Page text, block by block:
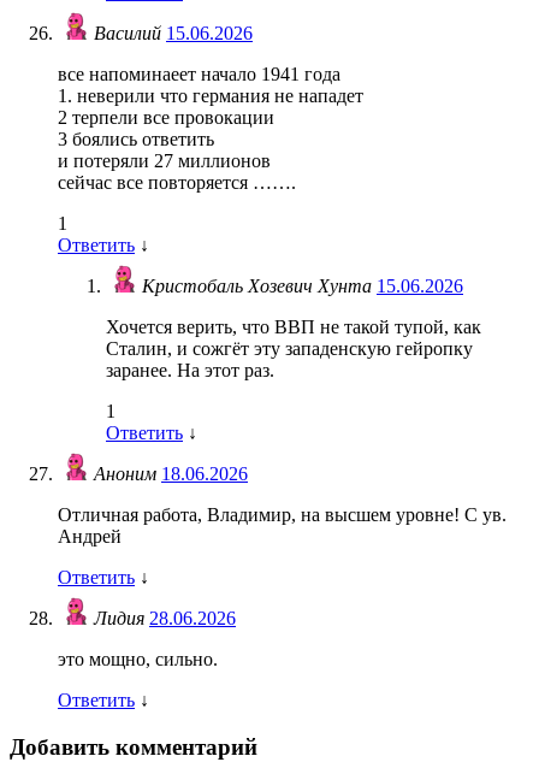
Василий 15.06.2026
все напоминаеет начало 1941 года
1. неверили что германия не нападет
2 терпели все провокации
3 боялись ответить
и потеряли 27 миллионов
сейчас все повторяется …….
1
Ответить ↓
Кристобаль Хозевич Хунта 15.06.2026
Хочется верить, что ВВП не такой тупой, как
Сталин, и сожгёт эту западенскую гейропку
заранее. На этот раз.
1
Ответить ↓
Аноним 18.06.2026
Отличная работа, Владимир, на высшем уровне! С ув.
Андрей
Ответить ↓
Лидия 28.06.2026
это мощно, сильно.
Ответить ↓
Добавить комментарий